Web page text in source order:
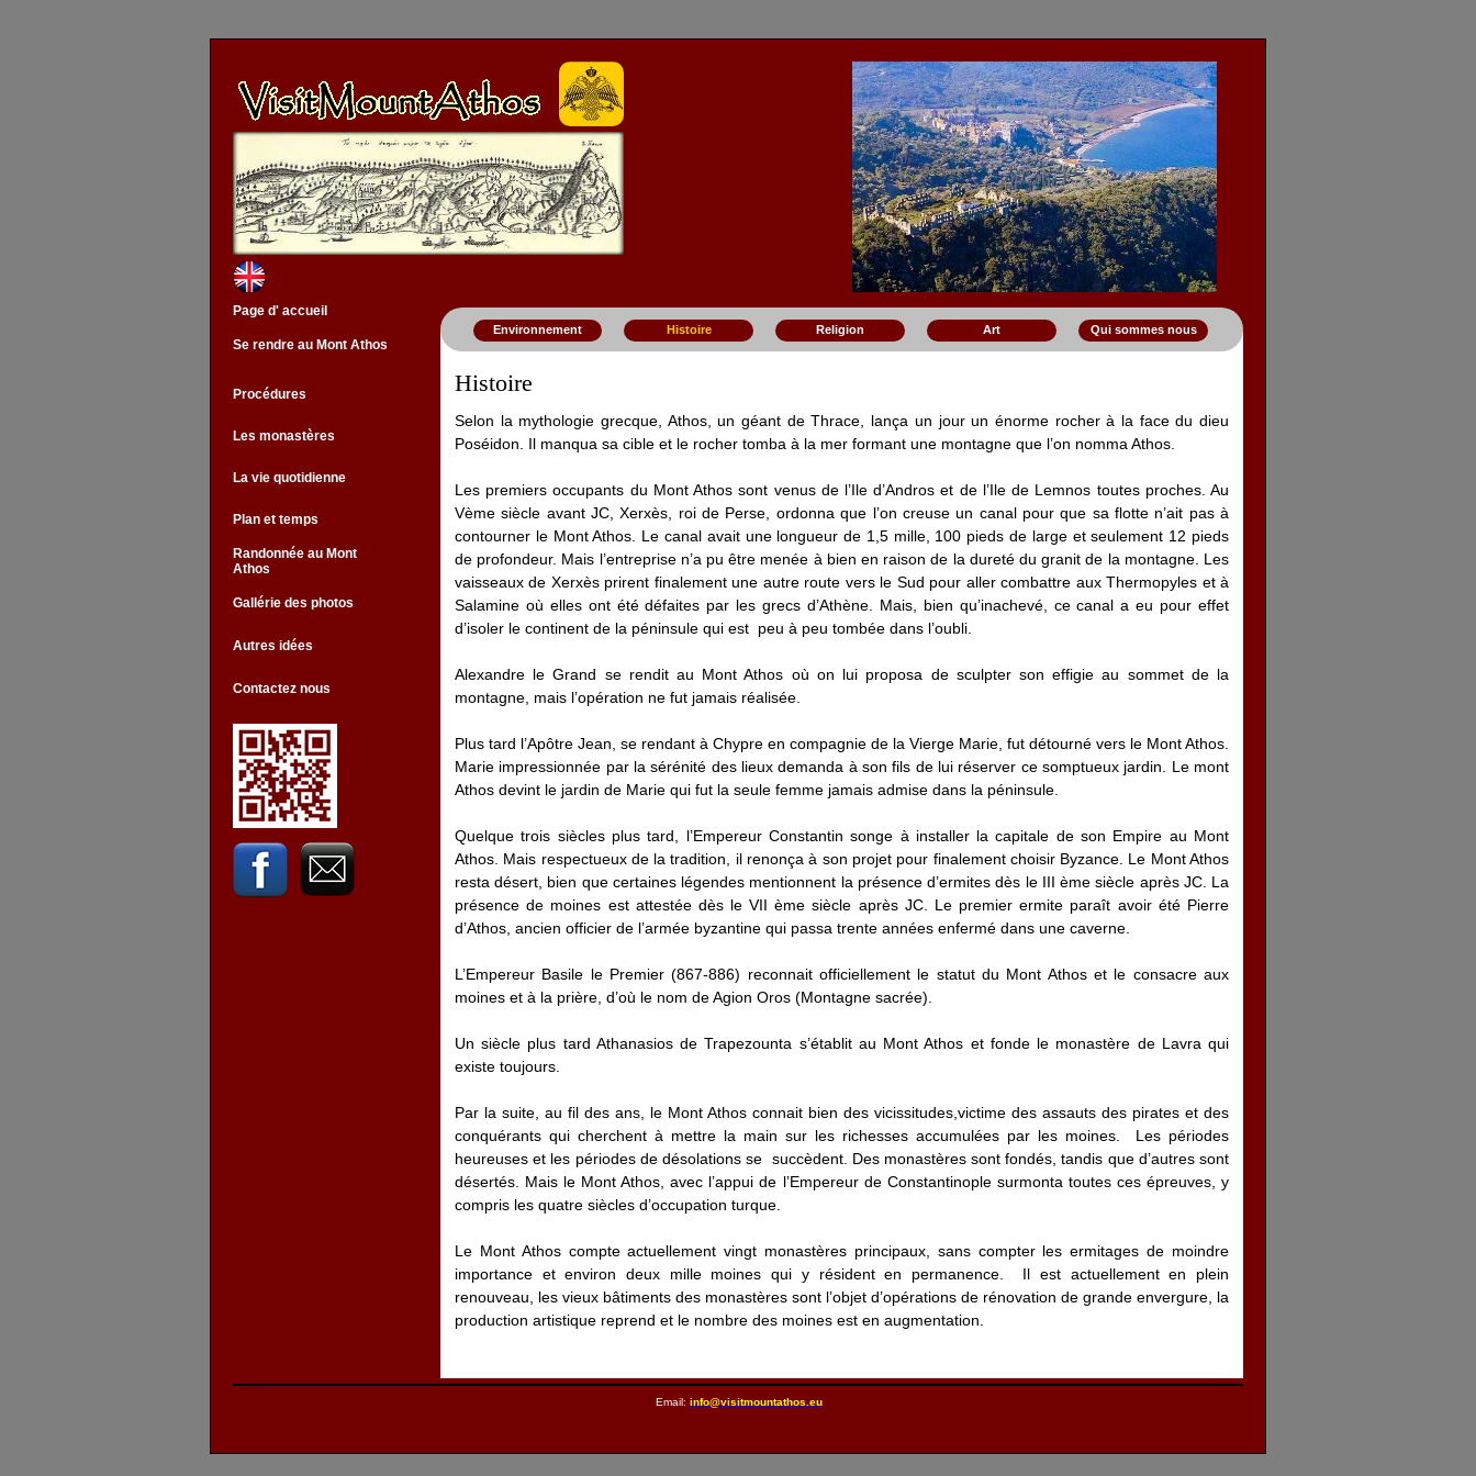
Page d' accueil
Se rendre au Mont Athos
Procédures
Les monastères
La vie quotidienne
Plan et temps
Randonnée au Mont
Athos
Gallérie des photos
Autres idées
Contactez nous
Environnement Histoire Religion Art Qui sommes nous
Selon la mythologie grecque, Athos, un géant de Thrace, lança un jour un énorme rocher à la face du dieu
Poséidon. Il manqua sa cible et le rocher tomba à la mer formant une montagne que l’on nomma Athos.
Les premiers occupants du Mont Athos sont venus de l’Ile d’Andros et de l’Ile de Lemnos toutes proches. Au
Vème siècle avant JC, Xerxès, roi de Perse, ordonna que l’on creuse un canal pour que sa flotte n’ait pas à
contourner le Mont Athos. Le canal avait une longueur de 1,5 mille, 100 pieds de large et seulement 12 pieds
de profondeur. Mais l’entreprise n’a pu être menée à bien en raison de la dureté du granit de la montagne. Les
vaisseaux de Xerxès prirent finalement une autre route vers le Sud pour aller combattre aux Thermopyles et à
Salamine où elles ont été défaites par les grecs d’Athène. Mais, bien qu’inachevé, ce canal a eu pour effet
d’isoler le continent de la péninsule qui est peu à peu tombée dans l’oubli.
Alexandre le Grand se rendit au Mont Athos où on lui proposa de sculpter son effigie au sommet de la
montagne, mais l’opération ne fut jamais réalisée.
Plus tard l’Apôtre Jean, se rendant à Chypre en compagnie de la Vierge Marie, fut détourné vers le Mont Athos.
Marie impressionnée par la sérénité des lieux demanda à son fils de lui réserver ce somptueux jardin. Le mont
Athos devint le jardin de Marie qui fut la seule femme jamais admise dans la péninsule.
Quelque trois siècles plus tard, l’Empereur Constantin songe à installer la capitale de son Empire au Mont
Athos. Mais respectueux de la tradition, il renonça à son projet pour finalement choisir Byzance. Le Mont Athos
resta désert, bien que certaines légendes mentionnent la présence d’ermites dès le III ème siècle après JC. La
présence de moines est attestée dès le VII ème siècle après JC. Le premier ermite paraît avoir été Pierre
d’Athos, ancien officier de l’armée byzantine qui passa trente années enfermé dans une caverne.
L’Empereur Basile le Premier (867-886) reconnait officiellement le statut du Mont Athos et le consacre aux
moines et à la prière, d’où le nom de Agion Oros (Montagne sacrée).
Un siècle plus tard Athanasios de Trapezounta s’établit au Mont Athos et fonde le monastère de Lavra qui
existe toujours.
Par la suite, au fil des ans, le Mont Athos connait bien des vicissitudes,victime des assauts des pirates et des
conquérants qui cherchent à mettre la main sur les richesses accumulées par les moines. Les périodes
heureuses et les périodes de désolations se succèdent. Des monastères sont fondés, tandis que d’autres sont
désertés. Mais le Mont Athos, avec l’appui de l’Empereur de Constantinople surmonta toutes ces épreuves, y
compris les quatre siècles d’occupation turque.
Le Mont Athos compte actuellement vingt monastères principaux, sans compter les ermitages de moindre
importance et environ deux mille moines qui y résident en permanence. Il est actuellement en plein
renouveau, les vieux bâtiments des monastères sont l’objet d’opérations de rénovation de grande envergure, la
production artistique reprend et le nombre des moines est en augmentation.
Histoire
Email: info@visitmountathos.eu